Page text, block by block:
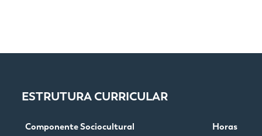
ESTRUTURA CURRICULAR
Componente Sociocultural Horas